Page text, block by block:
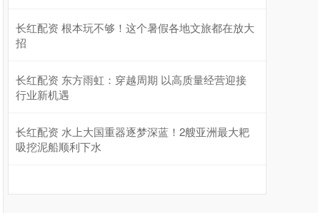
长红配资 根本玩不够！这个暑假各地文旅都在放大
招
长红配资 东方雨虹：穿越周期 以高质量经营迎接
行业新机遇
长红配资 水上大国重器逐梦深蓝！2艘亚洲最大耙
吸挖泥船顺利下水